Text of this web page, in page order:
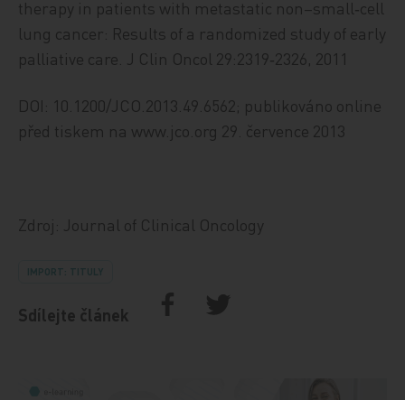
therapy in patients with metastatic non–small‑cell
lung cancer: Results of a randomized study of early
palliative care. J Clin Oncol 29:2319‑2326, 2011
DOI: 10.1200/JCO.2013.49.6562; publikováno online
před tiskem na www.jco.org 29. července 2013
Zdroj: Journal of Clinical Oncology
IMPORT: TITULY
Sdílejte článek